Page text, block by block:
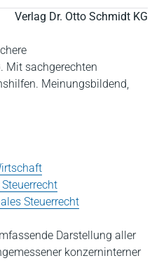
Verlag Dr. Otto Schmidt KG
Mit sachgerechten
Meinungsbildend,
Steuerrecht
Darstellung aller
konzerninterner